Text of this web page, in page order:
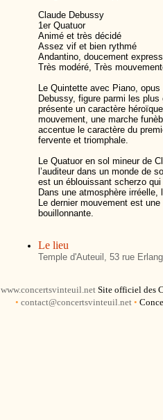
Claude Debussy
1er Quatuor
Animé et très décidé
Assez vif et bien rythmé
Andantino, doucement
Très modéré, Très
Le Quintette avec Piano,
Debussy, figure parmi les
présente un caractère
mouvement, une marche
accentue le caractère du
fervente et triomphale.
Le Quatuor en sol mineur de
l’auditeur dans un monde de
est un éblouissant scherzo
Dans une atmosphère
Le dernier mouvement est
bouillonnante.
Le lieu
Temple d'Auteuil, 53 rue
www.concertsvinteuil.net Site officiel des
• contact@concertsvinteuil.net •